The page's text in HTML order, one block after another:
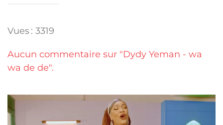
Vues : 3319
Aucun commentaire sur "Dydy Yeman - wa
wa de de".